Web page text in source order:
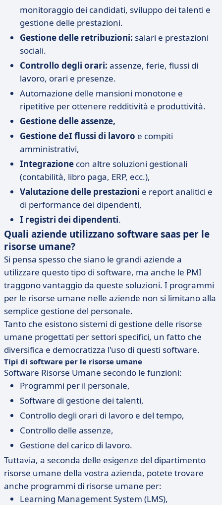
monitoraggio dei candidati, sviluppo dei talenti e
gestione delle prestazioni.
Gestione delle retribuzioni: salari e prestazioni
sociali.
Controllo degli orari: assenze, ferie, flussi di
lavoro, orari e presenze.
Automazione delle mansioni monotone e
ripetitive per ottenere redditività e produttività.
Gestione delle assenze,
Gestione deI flussi di lavoro e compiti
amministrativi,
Integrazione con altre soluzioni gestionali
(contabilità, libro paga, ERP, ecc.),
Valutazione delle prestazioni e report analitici e
di performance dei dipendenti,
I registri dei dipendenti.
Quali aziende utilizzano software saas per le
risorse umane?
Si pensa spesso che siano le grandi aziende a
utilizzare questo tipo di software, ma anche le PMI
traggono vantaggio da queste soluzioni. I programmi
per le risorse umane nelle aziende non si limitano alla
semplice gestione del personale.
Tanto che esistono sistemi di gestione delle risorse
umane progettati per settori specifici, un fatto che
diversifica e democratizza l'uso di questi software.
Tipi di software per le risorse umane
Software Risorse Umane secondo le funzioni:
Programmi per il personale,
Software di gestione dei talenti,
Controllo degli orari di lavoro e del tempo,
Controllo delle assenze,
Gestione del carico di lavoro.
Tuttavia, a seconda delle esigenze del dipartimento
risorse umane della vostra azienda, potete trovare
anche programmi di risorse umane per:
Learning Management System (LMS),